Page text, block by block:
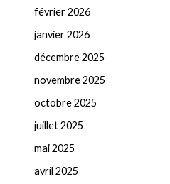
février 2026
janvier 2026
décembre 2025
novembre 2025
octobre 2025
juillet 2025
mai 2025
avril 2025